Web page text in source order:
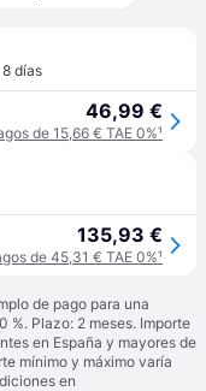
8 días
46,99 €
de 15,66 € TAE 0%¹
135,93 €
de 45,31 € TAE 0%¹
de pago para una
%. Plazo: 2 meses. Importe
en España y mayores de
mínimo y máximo varía
en